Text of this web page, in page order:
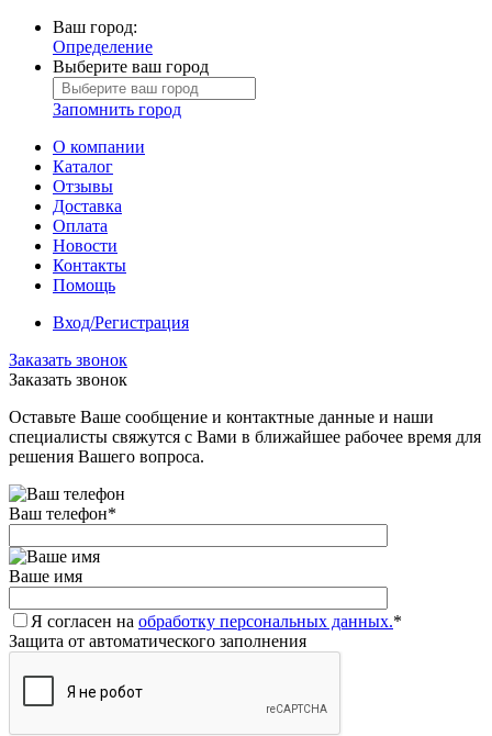
Ваш город:
Определение
Выберите ваш город
Запомнить город
О компании
Каталог
Отзывы
Доставка
Оплата
Новости
Контакты
Помощь
Вход/Регистрация
Заказать звонок
Заказать звонок
Оставьте Ваше сообщение и контактные данные и наши
специалисты свяжутся с Вами в ближайшее рабочее время для
решения Вашего вопроса.
Ваш телефон*
Ваше имя
Я согласен на обработку персональных данных.*
Защита от автоматического заполнения